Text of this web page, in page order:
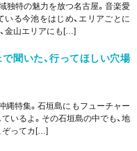
独特の魅力を放つ名古屋。音楽愛
る今池をはじめ、エリアごとに
金山エリアにも[…]
聞いた、行ってほしい穴場
縄特集。石垣島にもフューチャー
いるよ。その石垣島の中でも、地
ぞってカ[…]